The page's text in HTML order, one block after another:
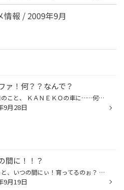
情報 / 2009年9月
ァ！何？？なんで？
ある日のこと、 ＫＡＮＥＫＯの車に……何かいる！ 近づいて見てみると、 （￣ー￣?）.....??ｱﾚ?? ミラーにキラキラ光るものが★ そして、赤いコロコロした物体が！ ものすっごいエネルギーを放っているヒーローが！ 朝と違うよ… なぜ？なぜだ？ 前々から 商用車のようだとか，女性の車ぽっくないとか…...
9月28日
間に！！？
ちょっと、いつの間にぃ！育ってるのぉ？ 私の朝顔さん！！ 私が研修に行ってる間にぃーーーー いつの間にやら種が落ち、そこから芽が出て、双葉になり… これから秋の花を植えかえようと思っていたのにな～ 秋でも朝顔は育つのでしょうか？
9月19日